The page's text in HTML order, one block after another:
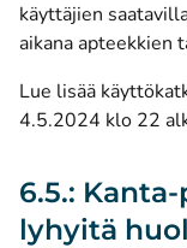
käyttäjien
aikana apteekkien
Lue lisää
4.5.2024 klo 22
6.5.:
lyhyitä